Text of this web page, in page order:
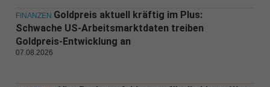
FINANZEN Goldpreis aktuell kräftig im Plus:
Schwache US-Arbeitsmarktdaten treiben
Goldpreis-Entwicklung an
07.08.2026